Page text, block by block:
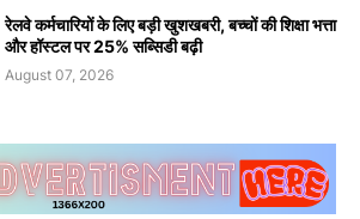
रेलवे कर्मचारियों के लिए बड़ी खुशखबरी, बच्चों की शिक्षा भत्ता
और हॉस्टल पर 25% सब्सिडी बढ़ी
August 07, 2026